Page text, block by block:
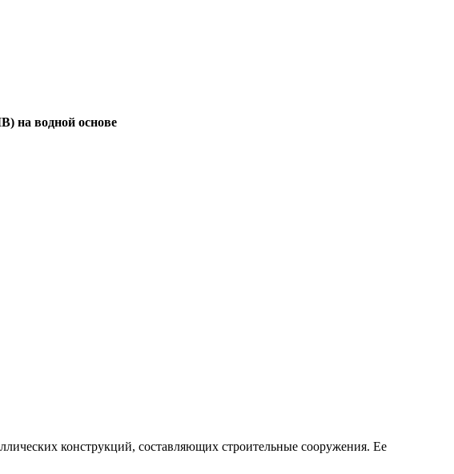
на водной основе
конструкций, составляющих строительные сооружения. Ее